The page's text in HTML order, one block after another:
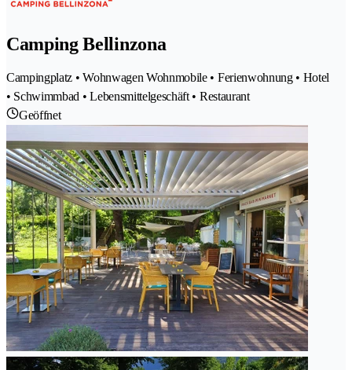
Camping Bellinzona
Campingplatz • Wohnwagen Wohnmobile • Ferienwohnung • Hotel
• Schwimmbad • Lebensmittelgeschäft • Restaurant
Geöffnet